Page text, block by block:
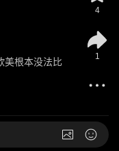
美根本没法比
4
1